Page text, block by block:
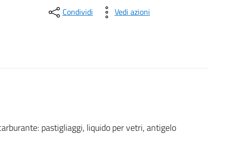
Condividi Vedi azioni
pastigliaggi, liquido per vetri, antigelo